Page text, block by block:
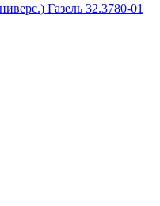
Газель 32.3780-01